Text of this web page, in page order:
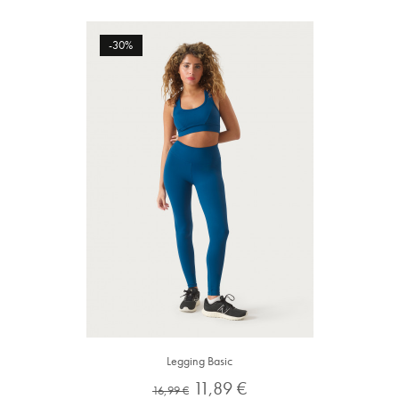
Legging Basic
Preço
16,99 € Preço
11,89 €
-30%